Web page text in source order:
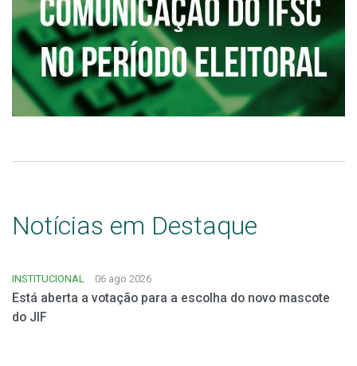
Notícias em Destaque
INSTITUCIONAL 06 ago 2026
Está aberta a votação para a escolha do novo mascote
do JIF